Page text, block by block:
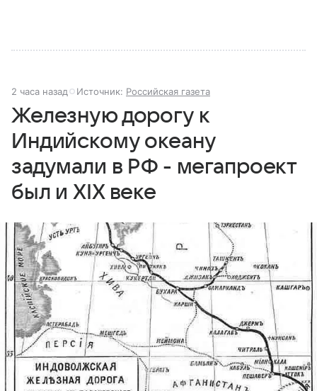
2 часа назад Источник: Российская газета
Железную дорогу к
Индийскому океану
задумали в РФ - мегапроект
был и XIX веке